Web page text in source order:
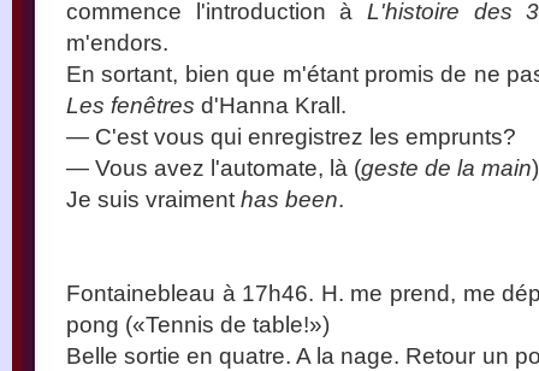
commence l'introduction à L'histoire des
m'endors.
En sortant, bien que m'étant promis de ne
Les fenêtres d'Hanna Krall.
— C'est vous qui enregistrez les emprunts?
— Vous avez l'automate, là (geste de la main)
Je suis vraiment has been.
Fontainebleau à 17h46. H. me prend, me
pong («Tennis de table!»)
Belle sortie en quatre. A la nage. Retour un